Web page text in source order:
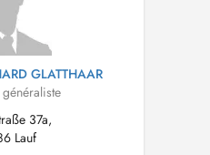
GLATTHAAR
37a,
Lauf